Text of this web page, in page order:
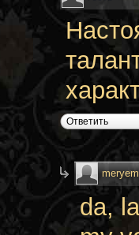
Ответить
meryem
da,